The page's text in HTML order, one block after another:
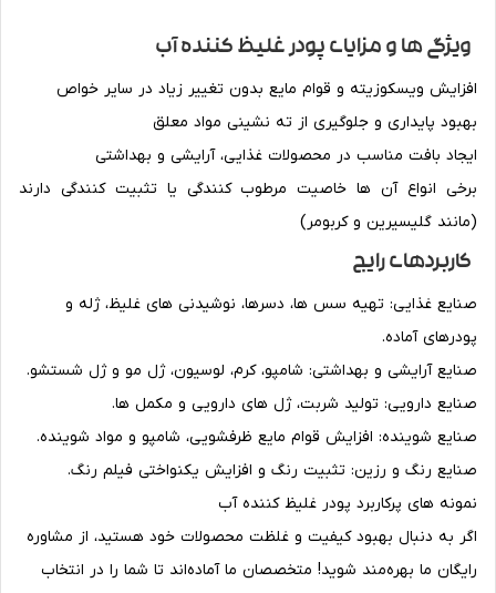
ویژگی ها و مزایای پودر غلیظ کننده آب
افزایش ویسکوزیته و قوام مایع بدون تغییر زیاد در سایر خواص
بهبود پایداری و جلوگیری از ته نشینی مواد معلق
ایجاد بافت مناسب در محصولات غذایی، آرایشی و بهداشتی
برخی انواع آن ها خاصیت مرطوب کنندگی یا تثبیت کنندگی دارند
(مانند گلیسیرین و کربومر)
کاربردهای رایج
صنایع غذایی: تهیه سس ها، دسرها، نوشیدنی های غلیظ، ژله و
پودرهای آماده.
صنایع آرایشی و بهداشتی: شامپو، کرم، لوسیون، ژل مو و ژل شستشو.
صنایع دارویی: تولید شربت، ژل های دارویی و مکمل ها.
صنایع شوینده: افزایش قوام مایع ظرفشویی، شامپو و مواد شوینده.
صنایع رنگ و رزین: تثبیت رنگ و افزایش یکنواختی فیلم رنگ.
نمونه های پرکاربرد پودر غلیظ کننده آب
اگر به دنبال بهبود کیفیت و غلظت محصولات خود هستید، از مشاوره
رایگان ما بهره‌مند شوید! متخصصان ما آماده‌اند تا شما را در انتخاب